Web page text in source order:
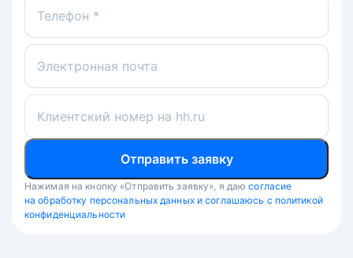
Телефон *
Электронная почта
Клиентский номер на hh.ru
Отправить заявку
Нажимая на кнопку «Отправить заявку», я даю согласие
на обработку персональных данных и соглашаюсь с политикой
конфиденциальности